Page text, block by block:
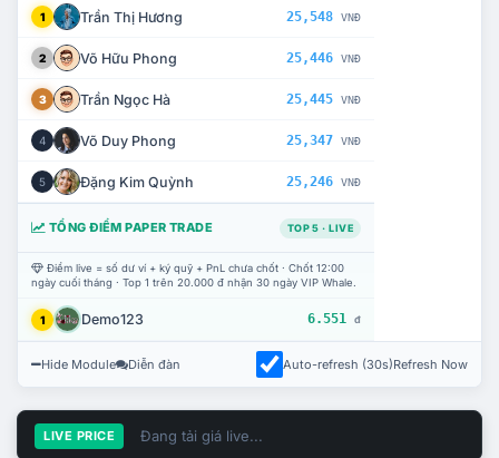
1 Trần Thị Hương 25,548 VNĐ
2 Võ Hữu Phong 25,446 VNĐ
3 Trần Ngọc Hà 25,445 VNĐ
4 Võ Duy Phong 25,347 VNĐ
5 Đặng Kim Quỳnh 25,246 VNĐ
TỔNG ĐIỂM PAPER TRADE TOP 5 · LIVE
Điểm live = số dư ví + ký quỹ + PnL chưa chốt · Chốt 12:00
ngày cuối tháng · Top 1 trên 20.000 đ nhận 30 ngày VIP Whale.
1 Demo123 6.551 đ
Hide Module Diễn đàn Auto-refresh (30s)Refresh Now
LIVE PRICE Đang tải giá live...